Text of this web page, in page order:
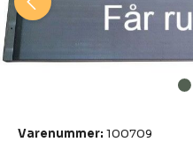
Varenummer: 100709